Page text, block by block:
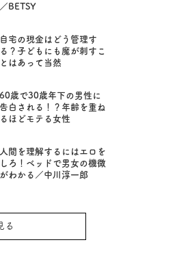
／BETSY
自宅の現金はどう管理す
る？子どもにも魔が刺すこ
とはあって当然
60歳で30歳年下の男性に
告白される！？年齢を重ね
るほどモテる女性
人間を理解するにはエロを
しろ！ベッドで男女の機微
がわかる／中川淳一郎
る